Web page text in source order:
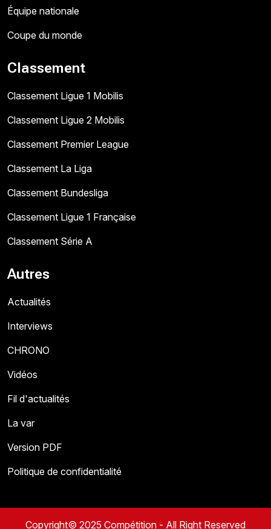
Équipe nationale
Coupe du monde
Classement
Classement Ligue 1 Mobilis
Classement Ligue 2 Mobilis
Classement Premier League
Classement La Liga
Classement Bundesliga
Classement Ligue 1 Française
Classement Série A
Autres
Actualités
Interviews
CHRONO
Vidéos
Fil d'actualités
La var
Version PDF
Politique de confidentialité
Copyright© 2025 Compétition - All Right Reserved